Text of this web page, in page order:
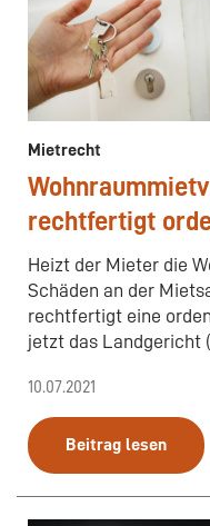
Mietrecht
rechtfertigt
Heizt der Mieter die
Schäden an der
rechtfertigt eine
jetzt das Landgericht
10.07.2021
Beitrag lesen